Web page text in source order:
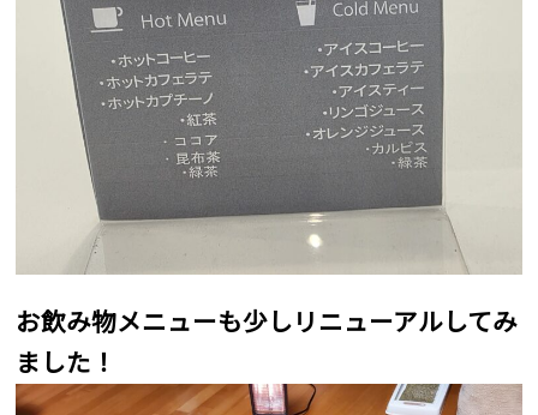
お飲み物メニューも少しリニューアルしてみ
ました！